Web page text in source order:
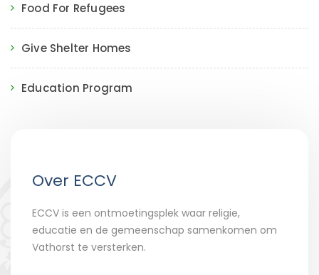
Food For Refugees
Give Shelter Homes
Education Program
Over ECCV
ECCV is een ontmoetingsplek waar religie,
educatie en de gemeenschap samenkomen om
Vathorst te versterken.